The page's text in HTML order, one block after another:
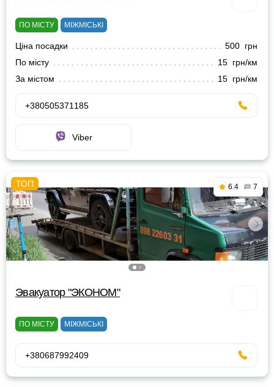
ПО МІСТУ МІЖМІСЬКІ
Ціна посадки
500 грн
По місту
15 грн/км
За містом
15 грн/км
+380505371185
Viber
6.4 7
Эвакуатор "ЭКОНОМ"
ПО МІСТУ МІЖМІСЬКІ
+380687992409